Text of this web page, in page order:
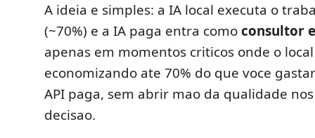
A ideia e simples: a IA local executa o
(~70%) e a IA paga entra comoconsultor
apenas em momentos criticos onde o
economizando ate 70% do que voce
API paga, sem abrir mao da qualidade
decisao.